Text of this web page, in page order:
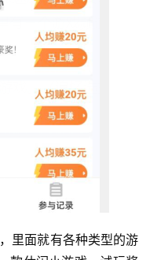
，里面就有各种类型的游